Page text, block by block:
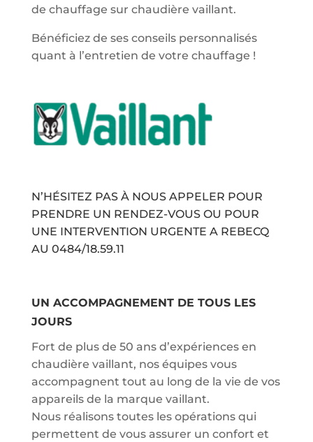
de chauffage sur chaudière vaillant.
Bénéficiez de ses conseils personnalisés
quant à l’entretien de votre chauffage !
N’HÉSITEZ PAS À NOUS APPELER POUR
PRENDRE UN RENDEZ-VOUS OU POUR
UNE INTERVENTION URGENTE A REBECQ
AU 0484/18.59.11
UN ACCOMPAGNEMENT DE TOUS LES
JOURS
Fort de plus de 50 ans d’expériences en
chaudière vaillant, nos équipes vous
accompagnent tout au long de la vie de vos
appareils de la marque vaillant.
Nous réalisons toutes les opérations qui
permettent de vous assurer un confort et